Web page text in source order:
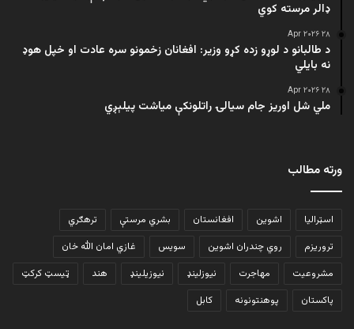
ډالر مرسته کوي
۲۸ Apr ۲۰۲۶
د طالبانو د لوړو زده کړو وزیر: افغانان زخمونو سره عادت او خپل هوډ
نه بایلي
۲۸ Apr ۲۰۲۶
ملي شل اوریز جام سیالۍ راتلونکې میاشت پیلېږي
ورته مطالب
اسټرالیا اشوین افغانستان بشري مرستې
ترهګري
تروریزم
روي چندران اشوین سویس
غازي امان الله خان
مشروعیت
مهاجرت نیوزلینډ نیوزیلینډ هند
ټیسټ کرکټ
پاکستان
پوهنتونونه کابل